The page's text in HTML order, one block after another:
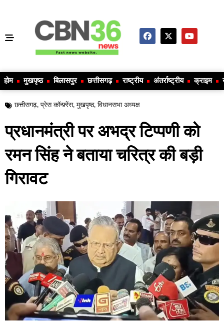
होम मुखपृष्ठ बिलासपुर छत्तीसगढ़ राष्ट्रीय अंतर्राष्ट्रीय क्राइम
छत्तीसगढ़, प्रेस कॉन्फ़्रेंस, मुखपृष्ठ, विधानसभा अध्यक्ष
प्रधानमंत्री पर अभद्र टिप्पणी को
रमन सिंह ने बताया चरित्र की बड़ी
गिरावट